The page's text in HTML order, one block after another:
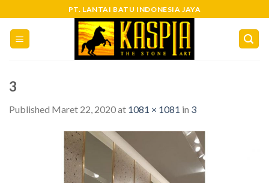
content
PT. LANTAI BATU INDONESIA JAYA
3
Published Maret 22, 2020at 1081 × 1081 in 3